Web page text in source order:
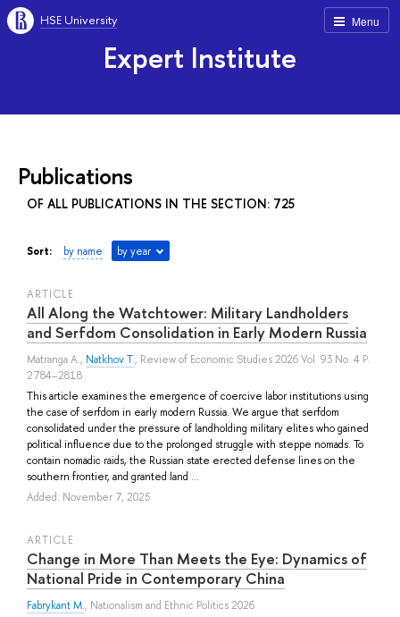
Menu
HSE University
Expert Institute
Publications
OF ALL PUBLICATIONS IN THE SECTION: 725
Sort: by name by year
ARTICLE
All Along the Watchtower: Military Landholders
and Serfdom Consolidation in Early Modern Russia
Matranga A., Natkhov T., Review of Economic Studies 2026 Vol. 93 No. 4 P.
2784–2818
This article examines the emergence of coercive labor institutions using
the case of serfdom in early modern Russia. We argue that serfdom
consolidated under the pressure of landholding military elites who gained
political influence due to the prolonged struggle with steppe nomads. To
contain nomadic raids, the Russian state erected defense lines on the
southern frontier, and granted land ...
Added: November 7, 2025
ARTICLE
Change in More Than Meets the Eye: Dynamics of
National Pride in Contemporary China
Fabrykant M., Nationalism and Ethnic Politics 2026